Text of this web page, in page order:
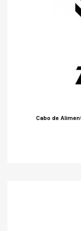
Cabo de